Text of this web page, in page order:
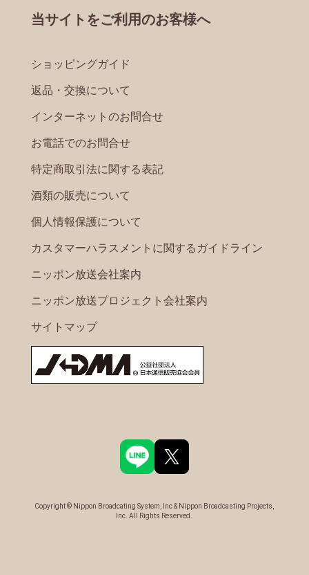
当サイトをご利用のお客様へ
ショッピングガイド
返品・交換について
インターネットのお問合せ
お電話でのお問合せ
特定商取引法に関する表記
酒類の販売について
個人情報保護について
カスタマーハラスメントに関するガイドライン
ニッポン放送会社案内
ニッポン放送プロジェクト会社案内
サイトマップ
Copyright © Nippon Broadcating System, Inc & Nippon Broadcasting Projects,
Inc. All Rights Reserved.